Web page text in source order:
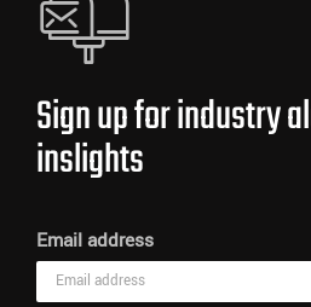
Sign up for industry
inslights
Email address